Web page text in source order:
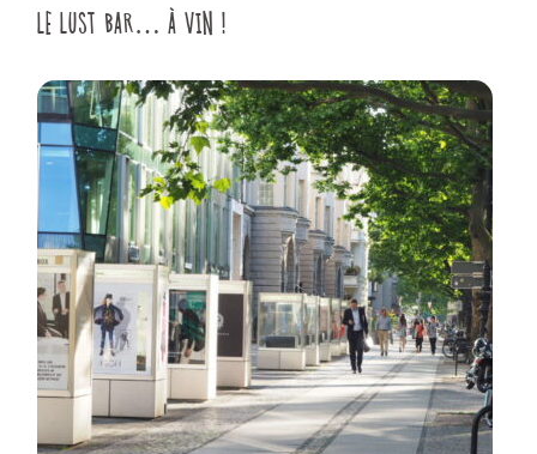
LE LUST BAR… À VIN !